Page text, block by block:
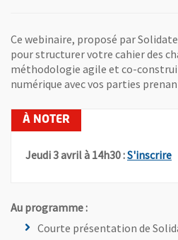
Ce webinaire, proposé par
pour structurer votre cahier des
méthodologie agile et co-
numérique avec vos parties
Jeudi 3 avril à 14h30 :S'inscrire,
Au programme :
Courte présentation de